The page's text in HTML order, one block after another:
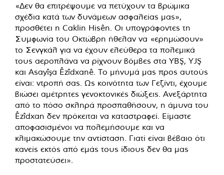
«Δεν θα επιτρέψουμε να πετύχουν τα βρώμικα
σχέδια κατά των δυνάμεων ασφαλείας μας»,
προσθέτει η Caklin Hisên. Οι υπογράφοντες τη
Συμφωνία του Οκτώβρη ήθελαν να «ερημώσουν»
το Σενγκάλ για να έχουν ελεύθερα τα πολεμικά
τους αεροπλάνα να ρίχνουν βόμβες στα YBŞ, YJŞ
και Asayîşa Êzîdxanê. Το μήνυμά μας προς αυτούς
είναι: ντροπή σας. Ως κοινότητα των Γεζίντι, έχουμε
βιώσει αμέτρητες γενοκτονικές διώξεις. Ανεξάρτητα
από το πόσο σκληρά προσπαθήσουν, η άμυνα του
Êzîdxan δεν πρόκειται να καταστραφεί. Είμαστε
αποφασισμένοι να πολεμήσουμε και να
κλιμακώσουμε την αντίσταση. Γιατί είναι βέβαιο ότι
κανείς εκτός από εμάς τους ίδιους δεν θα μας
προστατεύσει».